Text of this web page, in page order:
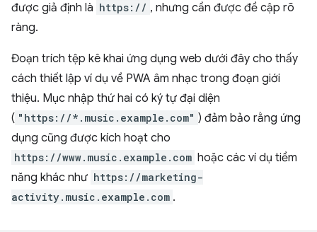
được giả định là https:// , nhưng cần được đề cập rõ
ràng.
Đoạn trích tệp kê khai ứng dụng web dưới đây cho thấy
cách thiết lập ví dụ về PWA âm nhạc trong đoạn giới
thiệu. Mục nhập thứ hai có ký tự đại diện
( "https://*.music.example.com" ) đảm bảo rằng ứng
dụng cũng được kích hoạt cho
https://www.music.example.com hoặc các ví dụ tiềm
năng khác như https://marketing-
activity.music.example.com .